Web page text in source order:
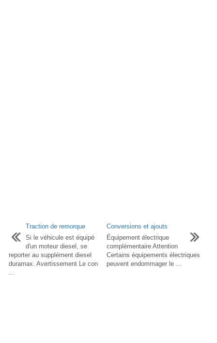
Traction de remorque
Si le véhicule est équipé
d'un moteur diesel, se
reporter au supplément diesel
duramax. Avertissement Le con
Conversions et ajouts
Équipement électrique
complémentaire Attention
Certains équipements électriques
peuvent endommager le ...